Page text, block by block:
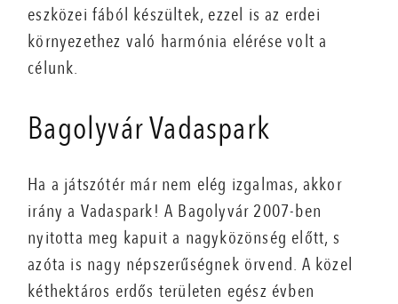
eszközei fából készültek, ezzel is az erdei
környezethez való harmónia elérése volt a
célunk.
Bagolyvár Vadaspark
Ha a játszótér már nem elég izgalmas, akkor
irány a Vadaspark! A Bagolyvár 2007-ben
nyitotta meg kapuit a nagyközönség előtt, s
azóta is nagy népszerűségnek örvend. A közel
kéthektáros erdős területen egész évben